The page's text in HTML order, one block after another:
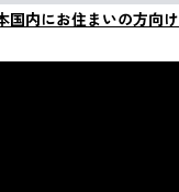
国内にお住まいの方向け